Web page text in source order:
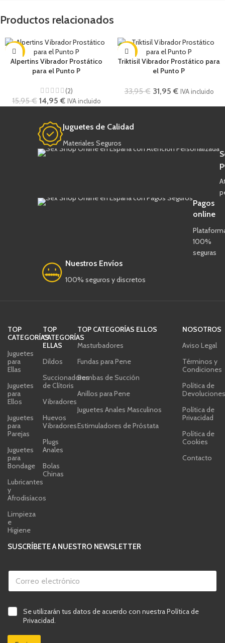
Productos relacionados
-6%
Alpertins Vibrador Prostático
para el Punto P
(2)
15,95€ 14,95€ IVA incluido
-6%
Triktisil Vibrador Prostático para
el Punto P
33,95€ 31,95€ IVA incluido
Juguetes de Calidad
Materiales Seguros
Pagos
online
100%
seguras
Nuestros Envíos
100% seguros y discretos
TOP
CATEGORÍAS
Juguetes
para
Ellas
Juguetes
para
Ellos
Juguetes
para
Parejas
Juguetes
para
Bondage
Lubricantes
y
Afrodisíacos
Limpieza
e
Higiene
TOP
CATEGORÍAS
ELLAS
Dildos
Succionadores
de Clítoris
Vibradores
Huevos
Vibradores
Plugs
Anales
Bolas
Chinas
TOP CATEGORÍAS ELLOS
Masturbadores
Fundas para Pene
Bombas de Succión
Anillos para Pene
Juguetes Anales Masculinos
Estimuladores de Próstata
NOSOTROS
Aviso Legal
Términos y
Condiciones
Política de
Política de
Privacidad
Política de
Cookies
Contacto
SUSCRÍBETE A NUESTRO NEWSLETTER
C
r
e
o
le
C
a
i
Se utilizarán tus datos de acuerdo con nuestra Política de
Privacidad.